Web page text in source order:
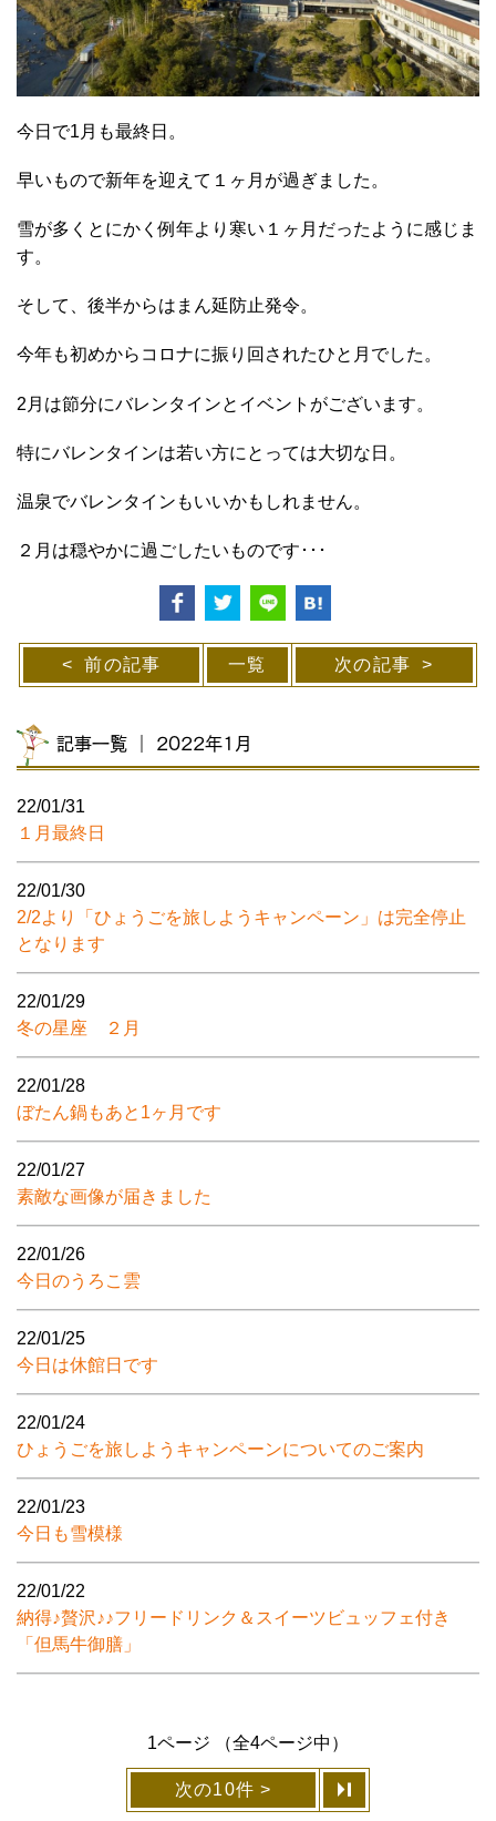
今日で1月も最終日。
早いもので新年を迎えて１ヶ月が過ぎました。
雪が多くとにかく例年より寒い１ヶ月だったように感じま
す。
そして、後半からはまん延防止発令。
今年も初めからコロナに振り回されたひと月でした。
2月は節分にバレンタインとイベントがございます。
特にバレンタインは若い方にとっては大切な日。
温泉でバレンタインもいいかもしれません。
２月は穏やかに過ごしたいものです･･･
前の記事 一覧 次の記事
記事一覧 ｜ 2022年1月
22/01/31
１月最終日
22/01/30
2/2より「ひょうごを旅しようキャンペーン」は完全停止
となります
22/01/29
冬の星座 ２月
22/01/28
ぼたん鍋もあと1ヶ月です
22/01/27
素敵な画像が届きました
22/01/26
今日のうろこ雲
22/01/25
今日は休館日です
22/01/24
ひょうごを旅しようキャンペーンについてのご案内
22/01/23
今日も雪模様
22/01/22
納得♪贅沢♪♪フリードリンク＆スイーツビュッフェ付き
「但馬牛御膳」
1ページ （全4ページ中）
次の10件